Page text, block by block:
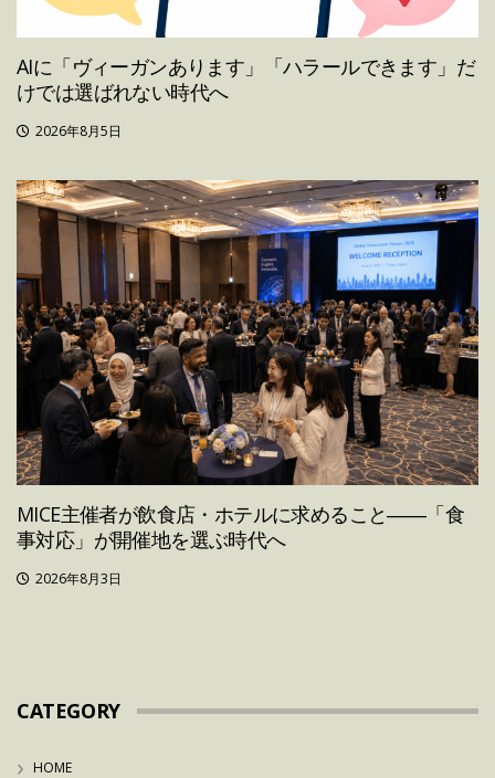
AIに「ヴィーガンあります」「ハラールできます」だ
けでは選ばれない時代へ
2026年8月5日
MICE主催者が飲食店・ホテルに求めること――「食
事対応」が開催地を選ぶ時代へ
2026年8月3日
CATEGORY
HOME